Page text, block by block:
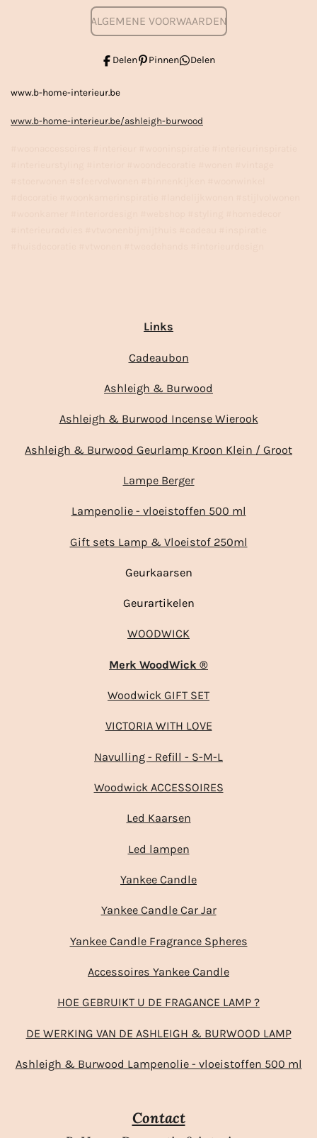
ALGEMENE VOORWAARDEN
Delen Pinnen Delen
www.b-home-interieur.be
www.b-home-interieur.be/ashleigh-burwood
Links
Cadeaubon
Ashleigh & Burwood
Ashleigh & Burwood Incense Wierook
Ashleigh & Burwood Geurlamp Kroon Klein / Groot
Lampe Berger
Lampenolie - vloeistoffen 500 ml
Gift sets Lamp & Vloeistof 250ml
Geurkaarsen
Geurartikelen
WOODWICK
Merk WoodWick ®
Woodwick GIFT SET
VICTORIA WITH LOVE
Navulling - Refill - S-M-L
Woodwick ACCESSOIRES
Led Kaarsen
Led lampen
Yankee Candle
Yankee Candle Car Jar
Yankee Candle Fragrance Spheres
Accessoires Yankee Candle
HOE GEBRUIKT U DE FRAGANCE LAMP ?
DE WERKING VAN DE ASHLEIGH & BURWOOD LAMP
Ashleigh & Burwood Lampenolie - vloeistoffen 500 ml
Contact